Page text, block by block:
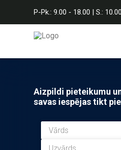
P-Pk.: 9.00 - 18.00 | S.:
Aizpildi pieteikumu
savas iespējas tikt